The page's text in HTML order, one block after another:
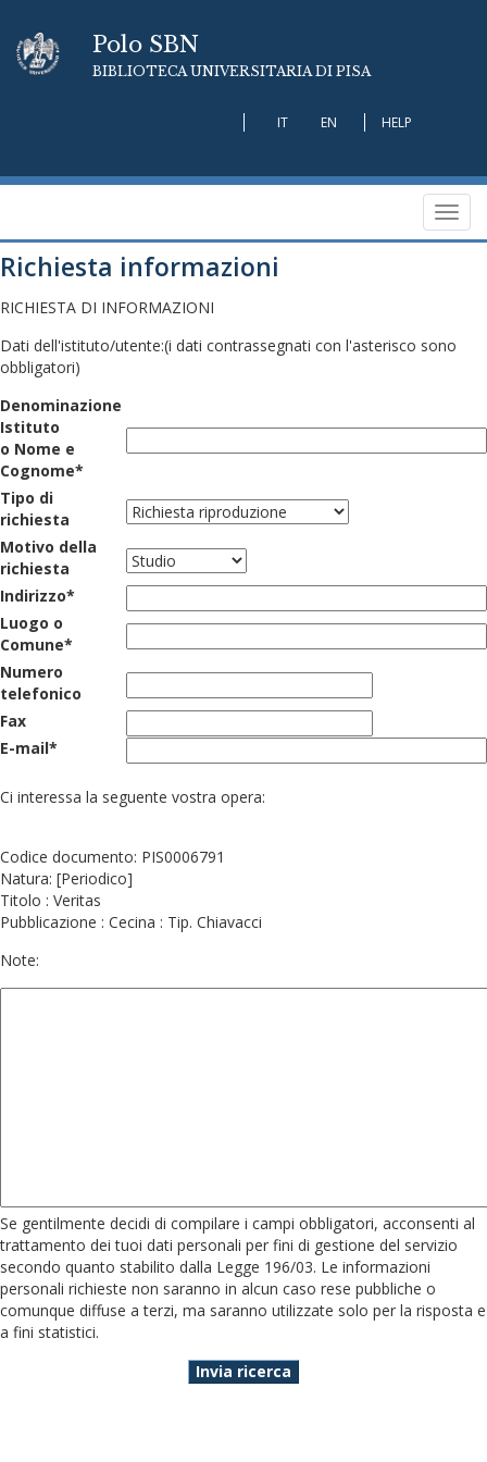
Polo SBN
BIBLIOTECA UNIVERSITARIA DI PISA
IT EN HELP
Richiesta informazioni
RICHIESTA DI INFORMAZIONI
Dati dell'istituto/utente:(i dati contrassegnati con l'asterisco sono
obbligatori)
Denominazione
Istituto
o Nome e
Cognome*
Tipo di
richiesta
Motivo della
richiesta
Indirizzo*
Luogo o
Comune*
Numero
telefonico
Fax
E-mail*
Ci interessa la seguente vostra opera:
Codice documento: PIS0006791
Natura: [Periodico]
Titolo : Veritas
Pubblicazione : Cecina : Tip. Chiavacci
Note:
Se gentilmente decidi di compilare i campi obbligatori, acconsenti al
trattamento dei tuoi dati personali per fini di gestione del servizio
secondo quanto stabilito dalla Legge 196/03. Le informazioni
personali richieste non saranno in alcun caso rese pubbliche o
comunque diffuse a terzi, ma saranno utilizzate solo per la risposta e
a fini statistici.